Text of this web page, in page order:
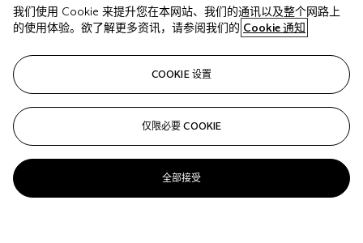
我们使用 Cookie 来提升您在本网站、我们的通讯以及整个网路上
的使用体验。欲了解更多资讯，请参阅我们的 Cookie 通知
COOKIE 设置
仅限必要 COOKIE
全部接受